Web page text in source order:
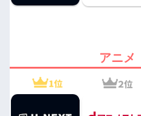
アニメ